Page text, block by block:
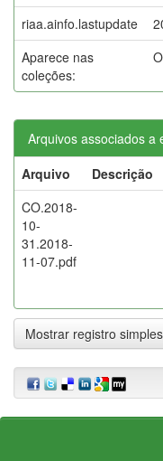
riaa.ainfo.lastupdate
Aparece nas
coleções:
Arquivos associados a
Arquivo
Descrição
CO.2018-
10-
31.2018-
11-07.pdf
Mostrar registro